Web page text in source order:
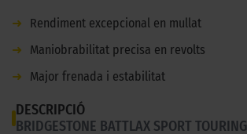
➜
Rendiment excepcional en mullat
➜
Maniobrabilitat precisa en revolts
➜
Major frenada i estabilitat
DESCRIPCIÓ
BRIDGESTONE BATTLAX SPORT